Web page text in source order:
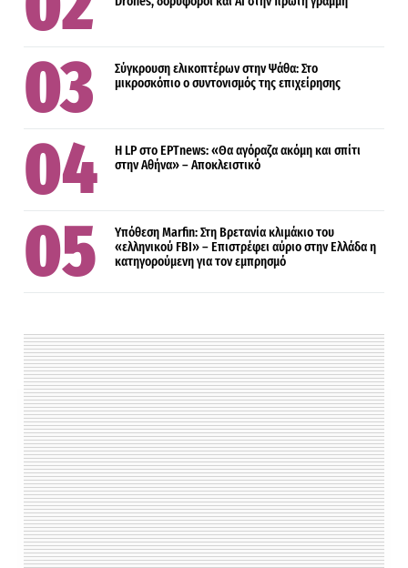
Σύγκρουση ελικοπτέρων στην Ψάθα: Στο
μικροσκόπιο ο συντονισμός της επιχείρησης
Η LP στο EΡΤnews: «Θα αγόραζα ακόμη και σπίτι
στην Αθήνα» – Αποκλειστικό
Υπόθεση Marfin: Στη Βρετανία κλιμάκιο του
«ελληνικού FBI» – Επιστρέφει αύριο στην Ελλάδα η
κατηγορούμενη για τον εμπρησμό